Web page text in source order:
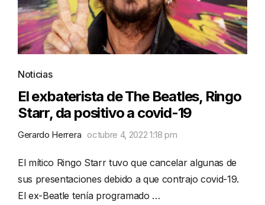
Noticias
El exbaterista de The Beatles, Ringo
Starr, da positivo a covid-19
Gerardo Herrera octubre 4, 2022 1:18 pm
El mítico Ringo Starr tuvo que cancelar algunas de
sus presentaciones debido a que contrajo covid-19.
El ex-Beatle tenía programado …